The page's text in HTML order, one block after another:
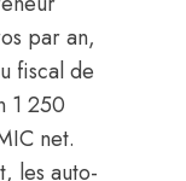
par an,
fiscal de
1 250
net.
les auto-